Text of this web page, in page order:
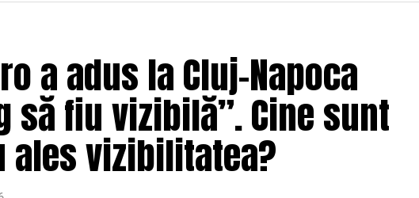
a adus la Cluj-Napoca
să fiu vizibilă”. Cine sunt
ales vizibilitatea?